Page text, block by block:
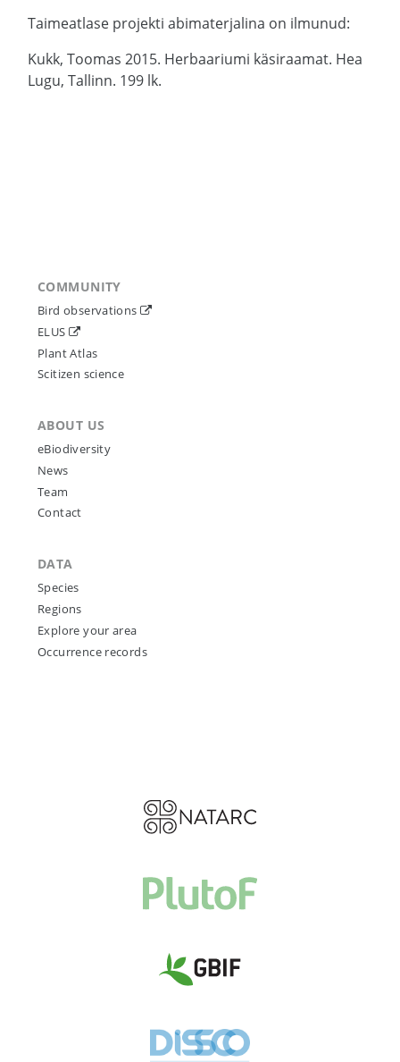
Taimeatlase projekti abimaterjalina on ilmunud:
Kukk, Toomas 2015. Herbaariumi käsiraamat. Hea
Lugu, Tallinn. 199 lk.
COMMUNITY
Bird observations
ELUS
Plant Atlas
Scitizen science
ABOUT US
eBiodiversity
News
Team
Contact
DATA
Species
Regions
Explore your area
Occurrence records